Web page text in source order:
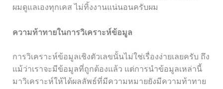
ผมดูแลเองทุกเคส ไม่ทิ้งงานแน่นอนครับผม
ความท้าทายในการวิเคราะห์ข้อมูล
การวิเคราะห์ข้อมูลเชิงตัวเลขนั้นไม่ใช่เรื่องง่ายเลยครับ ถึง
แม้ว่าเราจะมีข้อมูลที่ถูกต้องแล้ว แต่การนำข้อมูลเหล่านี้
มาวิเคราะห์ให้ได้ผลลัพธ์ที่มีความหมายยังมีความท้าทาย